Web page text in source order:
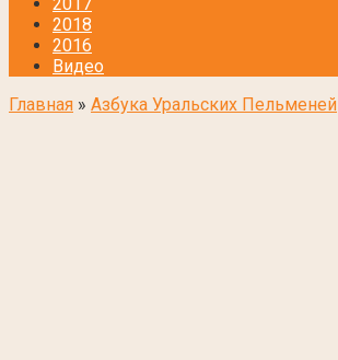
2018
2016
Видео
Главная » Азбука Уральских Пельменей